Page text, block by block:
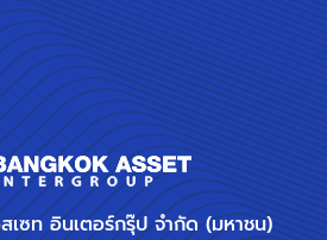
ซท อินเตอร์กรุ๊ป จำกัด (มหาชน)